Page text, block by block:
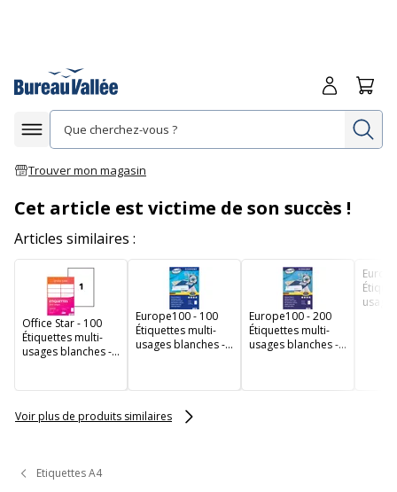
Afficher la navigation
Trouver mon magasin
Me
Cet article est victime de son succès !
Articles similaires :
Office Star - 100
Étiquettes multi-
usages blanches -
Europe100 - 100
Étiquettes multi-
usages blanches -
Europe100 - 200
Étiquettes multi-
usages blanches -
Voir plus de produits similaires
Etiquettes A4